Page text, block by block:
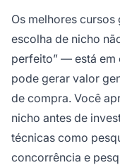
Os melhores cursos
escolha de nicho
perfeito” — está em
pode gerar valor
de compra. Você
nicho antes de
técnicas como
concorrência e